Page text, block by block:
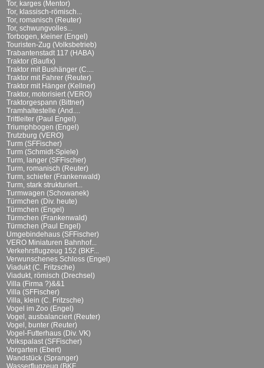
Tor, karges (Mentor)
Tor, klassisch-römisch...
Tor, romanisch (Reuter)
Tor, schwungvolles...
Torbogen, kleiner (Engel)
Touristen-Zug (Volksbetrieb)
Trabantenstadt 117 (HABA)
Traktor (Baufix)
Traktor mit Bushänger (C....
Traktor mit Fahrer (Reuter)
Traktor mit Hänger (Kellner)
Traktor, motorisiert (VERO)
Traktorgespann (Bittner)
Tramhaltestelle (And....
Trittleiter (Paul Engel)
Triumphbogen (Engel)
Trutzburg (VERO)
Turm (SFFischer)
Turm (Schmidt-Spiele)
Turm, langer (SFFischer)
Turm, romanisch (Reuter)
Turm, schiefer (Frankenwald)
Turm, stark strukturiert...
Turmwagen (Schowanek)
Türmchen (Div. heute)
Türmchen (Engel)
Türmchen (Frankenwald)
Türmchen (Paul Engel)
Umgebindehaus (SFFischer)
VERO Miniaturen Bahnhof...
Verkehrsflugzeug 152 (BKF...
Verwunschenes Schloss (Engel)
Viadukt (C. Fritzsche)
Viadukt, römisch (Drechsel)
Villa (Firma ?)&&1
Villa (SFFischer)
Villa, klein (C. Fritzsche)
Vogel im Zoo (Engel)
Vogel, ausbalanciert (Reuter)
Vogel, bunter (Reuter)
Vogel-Futterhaus (Div. VK)
Volkspalast (SFFischer)
Vorgarten (Ebert)
Wandstück (Spranger)
Wasserflugzeug (BKF